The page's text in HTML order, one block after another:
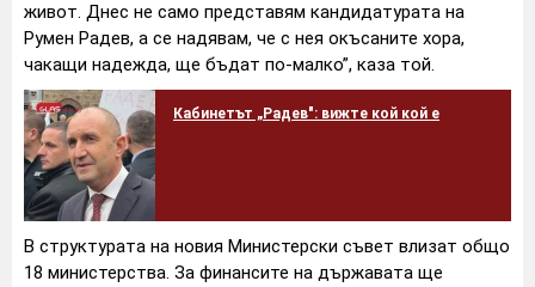
живот. Днес не само представям кандидатурата на
Румен Радев, а се надявам, че с нея окъсаните хора,
чакащи надежда, ще бъдат по-малко”, каза той.
Кабинетът „Радев": вижте кой кой е
В структурата на новия Министерски съвет влизат общо
18 министерства. За финансите на държавата ще